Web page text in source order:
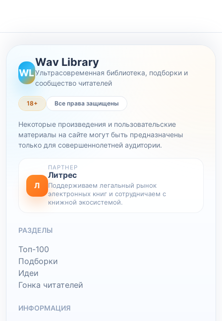
WL
Wav Library
Ультрасовременная библиотека, подборки и
сообщество читателей
18+ Все права защищены
Некоторые произведения и пользовательские
материалы на сайте могут быть предназначены
только для совершеннолетней аудитории.
Л
ПАРТНЕР
Литрес
Поддерживаем легальный рынок
электронных книг и сотрудничаем с
книжной экосистемой.
РАЗДЕЛЫ
Топ-100
Подборки
Идеи
Гонка читателей
ИНФОРМАЦИЯ